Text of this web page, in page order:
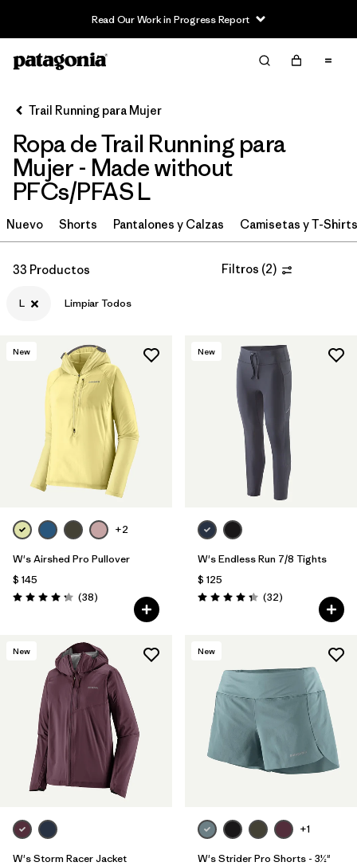
Read Our Work in Progress Report
Filter & Sort Limpiar Todos
Ordenar Por
Filtrar por
Category
Filtrar por
Price
Filtrar por
Fit
Filtrar por
Materials & Fabric
Trail Running para Mujer
Ropa de Trail Running para
Mujer - Made without
PFCs/PFAS L
Nuevo Shorts Pantalones y Calzas Camisetas y T-Shirts
33 Productos Filtros (2)
L Limpiar Todos
New
+2
W's Airshed Pro Pullover
$ 145
Valoración: 4.2 / 5
(38Comentarios
)
New
W's Endless Run 7/8 Tights
$ 125
Valoración: 4.3 / 5
(32Comentarios
)
New
W's Storm Racer Jacket
New
+1
W's Strider Pro Shorts - 3½"